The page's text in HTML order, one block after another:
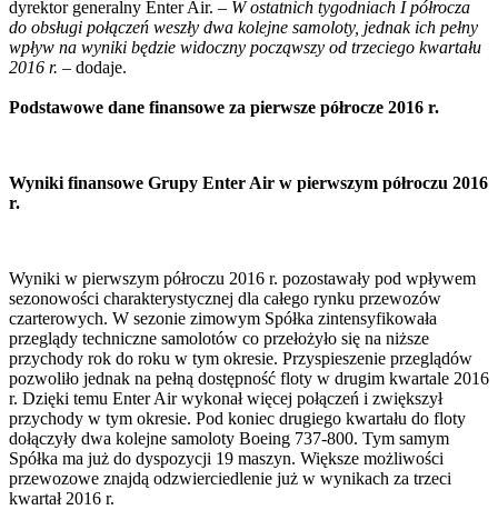
dyrektor generalny Enter Air. – W ostatnich tygodniach I półrocza
do obsługi połączeń weszły dwa kolejne samoloty, jednak ich pełny
wpływ na wyniki będzie widoczny począwszy od trzeciego kwartału
2016 r. – dodaje.
Podstawowe dane finansowe za pierwsze półrocze 2016 r.
Wyniki finansowe Grupy Enter Air w pierwszym półroczu 2016
r.
Wyniki w pierwszym półroczu 2016 r. pozostawały pod wpływem
sezonowości charakterystycznej dla całego rynku przewozów
czarterowych. W sezonie zimowym Spółka zintensyfikowała
przeglądy techniczne samolotów co przełożyło się na niższe
przychody rok do roku w tym okresie. Przyspieszenie przeglądów
pozwoliło jednak na pełną dostępność floty w drugim kwartale 2016
r. Dzięki temu Enter Air wykonał więcej połączeń i zwiększył
przychody w tym okresie. Pod koniec drugiego kwartału do floty
dołączyły dwa kolejne samoloty Boeing 737-800. Tym samym
Spółka ma już do dyspozycji 19 maszyn. Większe możliwości
przewozowe znajdą odzwierciedlenie już w wynikach za trzeci
kwartał 2016 r.